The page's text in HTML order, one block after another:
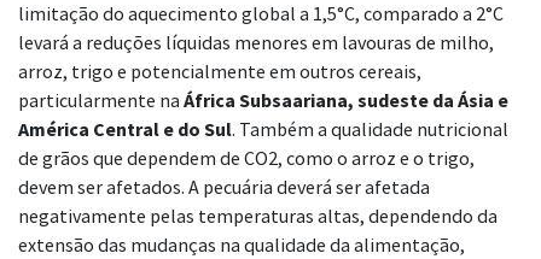
limitação do aquecimento global a 1,5°C, comparado a 2°C
levará a reduções líquidas menores em lavouras de milho,
arroz, trigo e potencialmente em outros cereais,
particularmente na África Subsaariana, sudeste da Ásia e
América Central e do Sul. Também a qualidade nutricional
de grãos que dependem de CO2, como o arroz e o trigo,
devem ser afetados. A pecuária deverá ser afetada
negativamente pelas temperaturas altas, dependendo da
extensão das mudanças na qualidade da alimentação,